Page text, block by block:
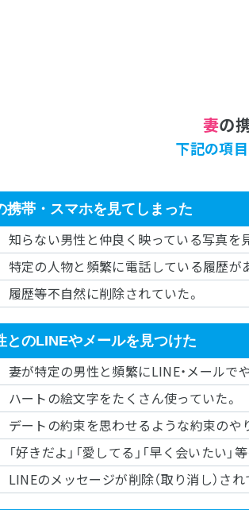
妻の
下記の項
携帯・スマホを見てしまった
知らない男性と仲良く映っている写真を
特定の人物と頻繁に電話している履歴が
履歴等不自然に削除されていた。
とのLINEやメールを見つけた
妻が特定の男性と頻繁にLINE・メールで
ハートの絵文字をたくさん使っていた。
デートの約束を思わせるような約束のや
「好きだよ」「愛してる」「早く会いたい
LINEのメッセージが削除（取り消し）され